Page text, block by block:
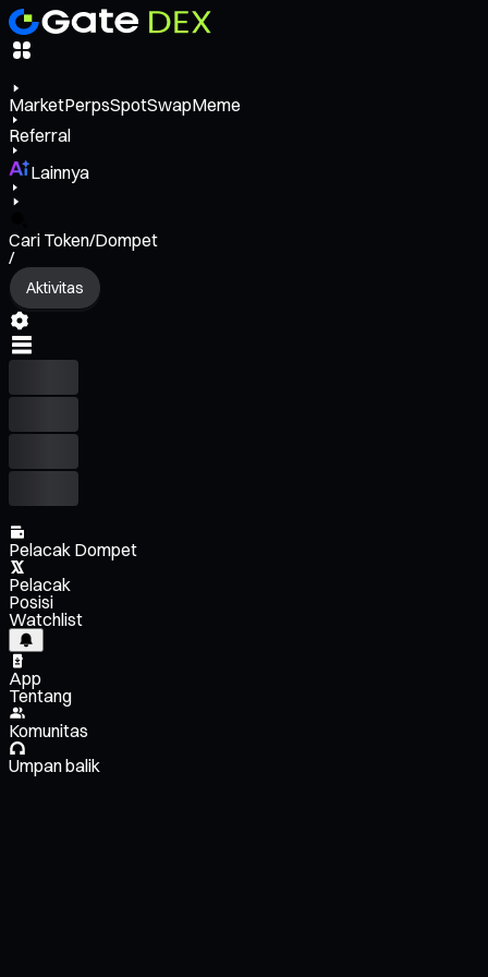
MarketPerpsSpotSwapMeme
Referral
Lainnya
Cari Token/Dompet
/
Aktivitas
Pelacak Dompet
Pelacak
Posisi
Watchlist
App
Tentang
Komunitas
Umpan balik